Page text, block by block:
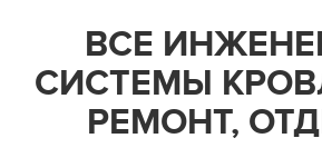
ВСЕ
СИСТЕМЫ
РЕМОНТ,